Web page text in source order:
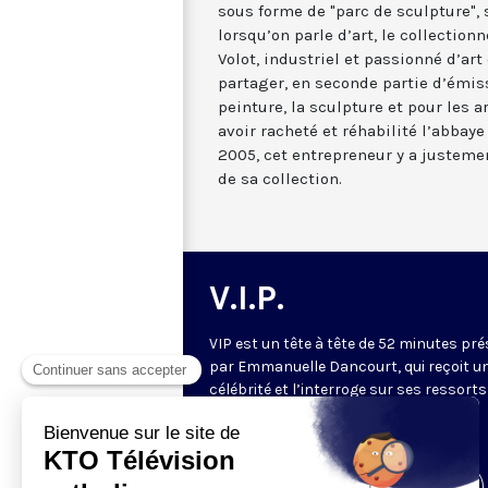
sous forme de "parc de sculpture",
lorsqu’on parle d’art, le
Volot, industriel et passionné
partager, en seconde partie
peinture, la sculpture et pour les
avoir racheté et réhabilité
2005, cet entrepreneur y a
de sa collection.
V.I.P.
VIP est un tête à tête de 52 minutes
par Emmanuelle Dancourt, qui reçoit
célébrité et l’interroge sur ses ressorts
intérieurs… Une conversation intime et
spirituelle.